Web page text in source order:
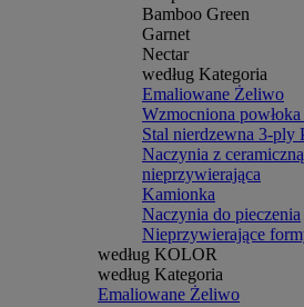
Bamboo Green
Garnet
Nectar
według Kategoria
Emaliowane Żeliwo
Wzmocniona
Stal nierdzewna 3-ply
Naczynia z
nieprzywierająca
Kamionka
Naczynia do pieczenia
Nieprzywierające
według KOLOR
według Kategoria
Emaliowane Żeliwo